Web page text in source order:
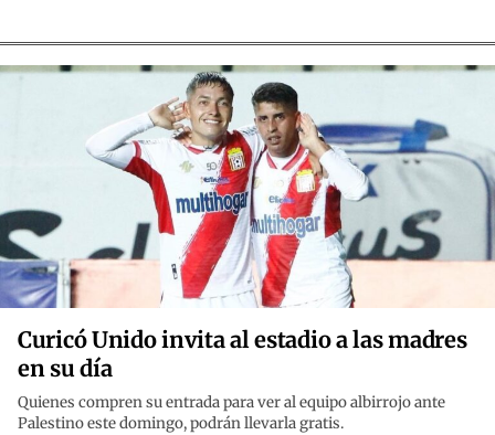
Curicó Unido invita al estadio a las madres
en su día
Quienes compren su entrada para ver al equipo albirrojo ante
Palestino este domingo, podrán llevarla gratis.